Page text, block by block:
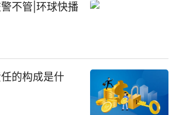
不管|环球快播
的构成是什